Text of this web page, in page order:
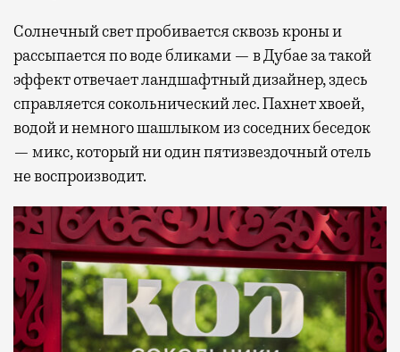
Солнечный свет пробивается сквозь кроны и
рассыпается по воде бликами — в Дубае за такой
эффект отвечает ландшафтный дизайнер, здесь
справляется сокольнический лес. Пахнет хвоей,
водой и немного шашлыком из соседних беседок
— микс, который ни один пятизвездочный отель
не воспроизводит.